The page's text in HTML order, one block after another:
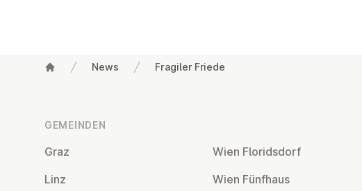
News Fragiler Friede
GEMEINDEN
Graz
Linz
Wien Flo­rids­dorf
Wien Fünfhaus